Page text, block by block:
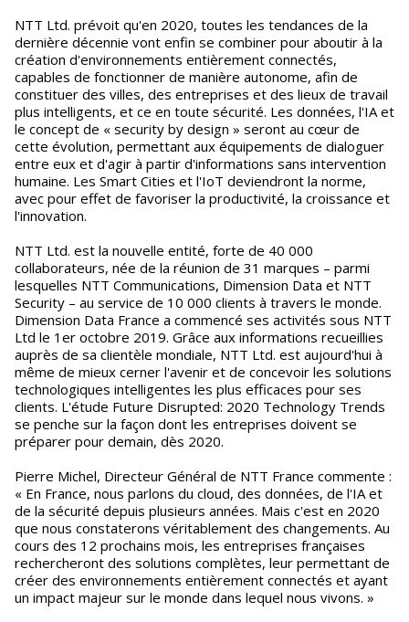
NTT Ltd. prévoit qu'en 2020, toutes les tendances de la
dernière décennie vont enfin se combiner pour aboutir à la
création d'environnements entièrement connectés,
capables de fonctionner de manière autonome, afin de
constituer des villes, des entreprises et des lieux de travail
plus intelligents, et ce en toute sécurité. Les données, l'IA et
le concept de « security by design » seront au cœur de
cette évolution, permettant aux équipements de dialoguer
entre eux et d'agir à partir d'informations sans intervention
humaine. Les Smart Cities et l'IoT deviendront la norme,
avec pour effet de favoriser la productivité, la croissance et
l'innovation.
NTT Ltd. est la nouvelle entité, forte de 40 000
collaborateurs, née de la réunion de 31 marques – parmi
lesquelles NTT Communications, Dimension Data et NTT
Security – au service de 10 000 clients à travers le monde.
Dimension Data France a commencé ses activités sous NTT
Ltd le 1er octobre 2019. Grâce aux informations recueillies
auprès de sa clientèle mondiale, NTT Ltd. est aujourd'hui à
même de mieux cerner l'avenir et de concevoir les solutions
technologiques intelligentes les plus efficaces pour ses
clients. L'étude Future Disrupted: 2020 Technology Trends
se penche sur la façon dont les entreprises doivent se
préparer pour demain, dès 2020.
Pierre Michel, Directeur Général de NTT France commente :
« En France, nous parlons du cloud, des données, de l'IA et
de la sécurité depuis plusieurs années. Mais c'est en 2020
que nous constaterons véritablement des changements. Au
cours des 12 prochains mois, les entreprises françaises
rechercheront des solutions complètes, leur permettant de
créer des environnements entièrement connectés et ayant
un impact majeur sur le monde dans lequel nous vivons. »